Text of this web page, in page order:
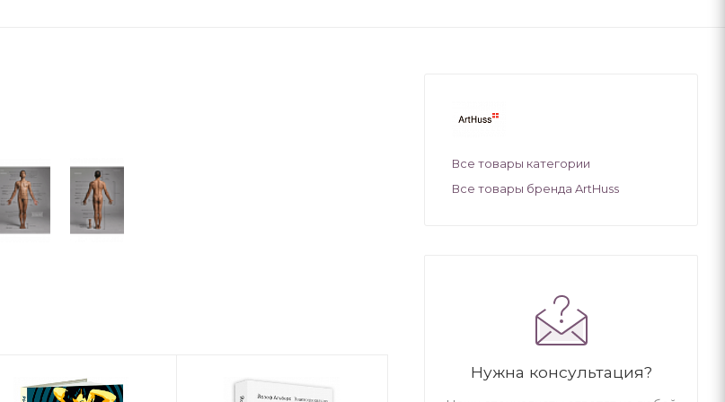
Все товары категории
Все товары бренда ArtHuss
Нужна консультация?